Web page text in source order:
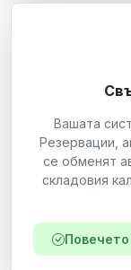
Вашата
Резервации,
се обменят
складовия
Повечето